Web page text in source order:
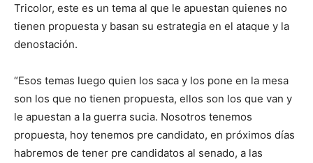
Tricolor, este es un tema al que le apuestan quienes no
tienen propuesta y basan su estrategia en el ataque y la
denostación.
“Esos temas luego quien los saca y los pone en la mesa
son los que no tienen propuesta, ellos son los que van y
le apuestan a la guerra sucia. Nosotros tenemos
propuesta, hoy tenemos pre candidato, en próximos días
habremos de tener pre candidatos al senado, a las